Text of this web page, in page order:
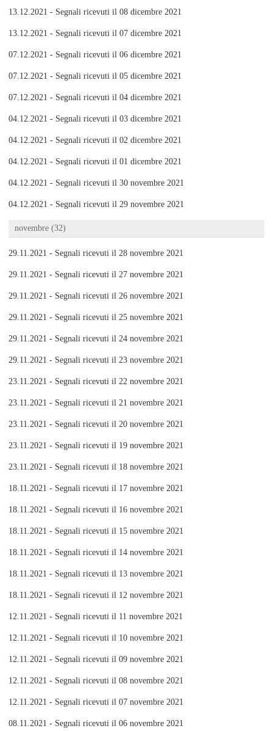
13.12.2021 - Segnali ricevuti il 08 dicembre 2021
13.12.2021 - Segnali ricevuti il 07 dicembre 2021
07.12.2021 - Segnali ricevuti il 06 dicembre 2021
07.12.2021 - Segnali ricevuti il 05 dicembre 2021
07.12.2021 - Segnali ricevuti il 04 dicembre 2021
04.12.2021 - Segnali ricevuti il 03 dicembre 2021
04.12.2021 - Segnali ricevuti il 02 dicembre 2021
04.12.2021 - Segnali ricevuti il 01 dicembre 2021
04.12.2021 - Segnali ricevuti il 30 novembre 2021
04.12.2021 - Segnali ricevuti il 29 novembre 2021
novembre (32)
29.11.2021 - Segnali ricevuti il 28 novembre 2021
29.11.2021 - Segnali ricevuti il 27 novembre 2021
29.11.2021 - Segnali ricevuti il 26 novembre 2021
29.11.2021 - Segnali ricevuti il 25 novembre 2021
29.11.2021 - Segnali ricevuti il 24 novembre 2021
29.11.2021 - Segnali ricevuti il 23 novembre 2021
23.11.2021 - Segnali ricevuti il 22 novembre 2021
23.11.2021 - Segnali ricevuti il 21 novembre 2021
23.11.2021 - Segnali ricevuti il 20 novembre 2021
23.11.2021 - Segnali ricevuti il 19 novembre 2021
23.11.2021 - Segnali ricevuti il 18 novembre 2021
18.11.2021 - Segnali ricevuti il 17 novembre 2021
18.11.2021 - Segnali ricevuti il 16 novembre 2021
18.11.2021 - Segnali ricevuti il 15 novembre 2021
18.11.2021 - Segnali ricevuti il 14 novembre 2021
18.11.2021 - Segnali ricevuti il 13 novembre 2021
18.11.2021 - Segnali ricevuti il 12 novembre 2021
12.11.2021 - Segnali ricevuti il 11 novembre 2021
12.11.2021 - Segnali ricevuti il 10 novembre 2021
12.11.2021 - Segnali ricevuti il 09 novembre 2021
12.11.2021 - Segnali ricevuti il 08 novembre 2021
12.11.2021 - Segnali ricevuti il 07 novembre 2021
08.11.2021 - Segnali ricevuti il 06 novembre 2021